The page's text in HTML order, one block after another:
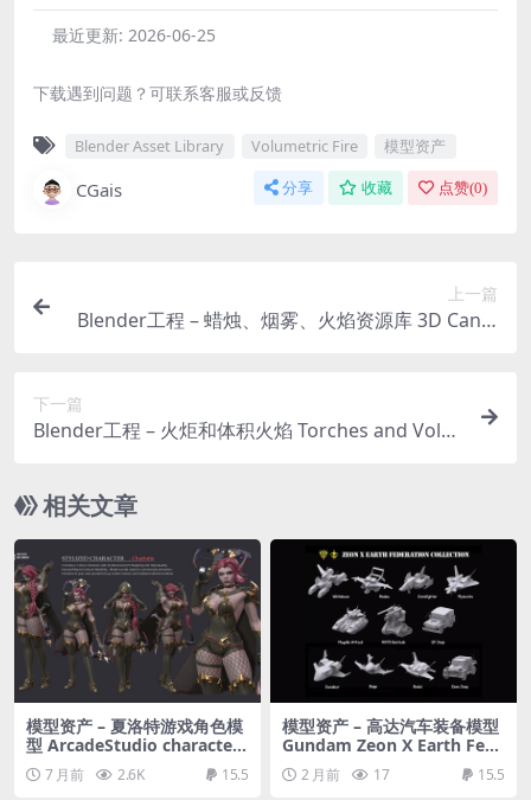
最近更新: 2026-06-25
下载遇到问题？可联系客服或反馈
Blender Asset Library Volumetric Fire 模型资产
CGais 分享 收藏 点赞(0)
上一篇
Blender工程 – 蜡烛、烟雾、火焰资源库 3D Candl
下一篇
Blender工程 – 火炬和体积火焰 Torches and Volu
ary
相关文章
模型资产 – 夏洛特游戏角色模
型 ArcadeStudio character
Charlotte | T-Pose | Textur
es Included | Updates : Tex
7 月前 2.6K 15.5
模型资产 – 高达汽车装备模型
Gundam Zeon X Earth Fede
ration Space military Colle
ction 3D model
2 月前 17 15.5